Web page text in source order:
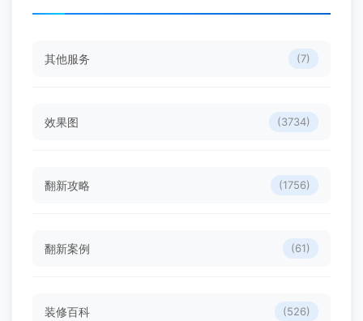
其他服务 (7)
效果图 (3734)
翻新攻略 (1756)
翻新案例 (61)
装修百科 (526)